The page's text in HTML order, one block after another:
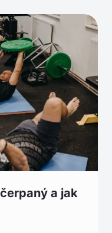
a jak